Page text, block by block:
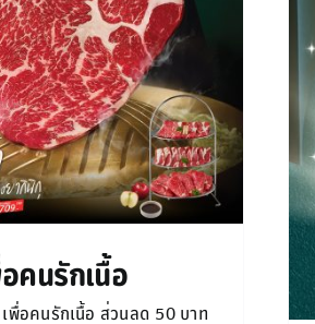
คนรักเนื้อ
เพื่อคนรักเนื้อ ส่วนลด 50 บาท
Beyond Buffet
Promotion